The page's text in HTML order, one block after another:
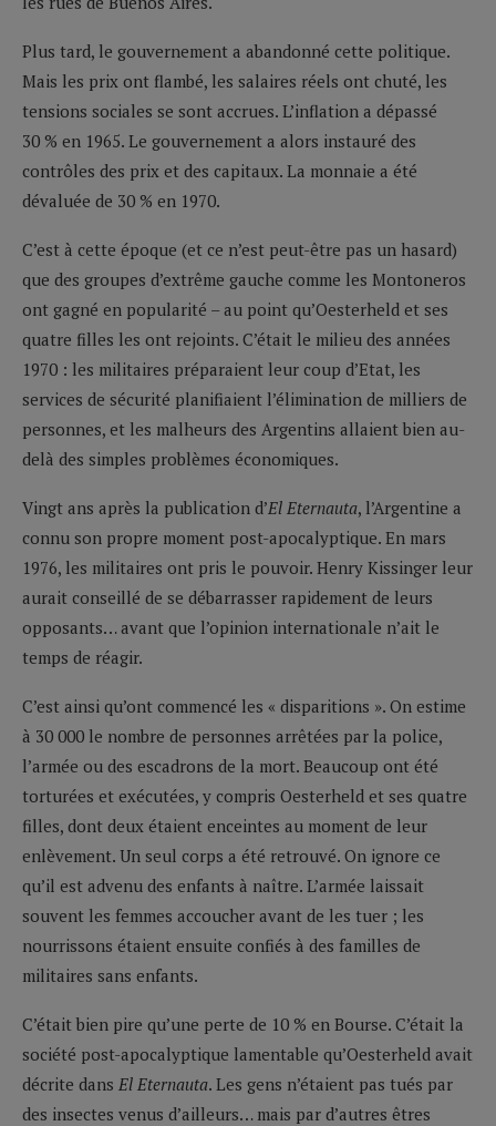
Plus tard, le gouvernement a abandonné cette politique.
Mais les prix ont flambé, les salaires réels ont chuté, les
tensions sociales se sont accrues. L’inflation a dépassé
30 % en 1965. Le gouvernement a alors instauré des
contrôles des prix et des capitaux. La monnaie a été
dévaluée de 30 % en 1970.
C’est à cette époque (et ce n’est peut-être pas un hasard)
que des groupes d’extrême gauche comme les Montoneros
ont gagné en popularité – au point qu’Oesterheld et ses
quatre filles les ont rejoints. C’était le milieu des années
1970 : les militaires préparaient leur coup d’Etat, les
services de sécurité planifiaient l’élimination de milliers de
personnes, et les malheurs des Argentins allaient bien au-
delà des simples problèmes économiques.
Vingt ans après la publication d’El Eternauta, l’Argentine a
connu son propre moment post-apocalyptique. En mars
1976, les militaires ont pris le pouvoir. Henry Kissinger leur
aurait conseillé de se débarrasser rapidement de leurs
opposants… avant que l’opinion internationale n’ait le
temps de réagir.
C’est ainsi qu’ont commencé les « disparitions ». On estime
à 30 000 le nombre de personnes arrêtées par la police,
l’armée ou des escadrons de la mort. Beaucoup ont été
torturées et exécutées, y compris Oesterheld et ses quatre
filles, dont deux étaient enceintes au moment de leur
enlèvement. Un seul corps a été retrouvé. On ignore ce
qu’il est advenu des enfants à naître. L’armée laissait
souvent les femmes accoucher avant de les tuer ; les
nourrissons étaient ensuite confiés à des familles de
militaires sans enfants.
C’était bien pire qu’une perte de 10 % en Bourse. C’était la
société post-apocalyptique lamentable qu’Oesterheld avait
décrite dans El Eternauta. Les gens n’étaient pas tués par
des insectes venus d’ailleurs… mais par d’autres êtres